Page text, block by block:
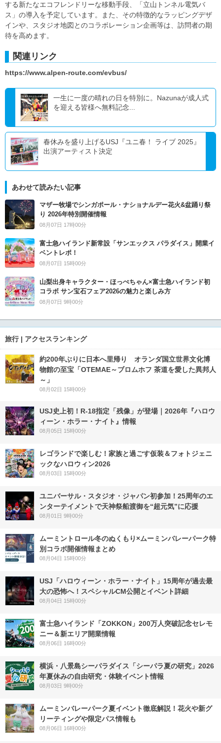
する新たなエコフレンドリーな移動手段、「立山トンネル電気バ
ス」の導入を予定しています。また、その特徴的なラッピングデザ
インや、スタジオ地図とのコラボレーション企画等は、訪問者の期
待を高めます。
関連リンク
https://www.alpen-route.com/evbus/
一生に一度の晴れの日を特別に。Nazunaが成人式
を迎える皆様へ無料記念...
春休みを盛り上げるUSJ『ユニ春！ ライブ 2025』
出演アーティスト決定
あわせて読みたい記事
マザー牧場でシンガポール・ナショナルデー花火&盆踊り祭
り 2026年特別開催情報
08月07日 17時00分
富士急ハイランド新常設「サンエックス パラダイス」開業イ
ベントレポ！
08月07日 15時00分
山梨出身キャラクター・ほっぺちゃん×富士急ハイランド初
コラボ サン宝石フェア2026の魅力と楽しみ方
08月07日 9時00分
旅行 | アクセスランキング
約200年ぶりに日本へ里帰り オランダ国立世界文化博
物館の至宝「OTEMAE～ブロムホフ 茶道を愛した異邦人
～」
08月02日 15時00分
USJ史上初！R-18指定「残像」が登場｜2026年『ハロウ
ィーン・ホラー・ナイト』情報
08月05日 15時00分
レゴランドで楽しむ！家族と過ごす仮装＆フォトジェニ
ックなハロウィン2026
08月03日 15時00分
ユニバーサル・スタジオ・ジャパン初参加！25周年のエ
ンターテイメントで天神祭船渡御を“超元気”に応援
08月01日 9時00分
ムーミントロール冬のぬくもり×ムーミンバレーパーク特
別コラボ開催情報まとめ
08月04日 15時00分
USJ「ハロウィーン・ホラー・ナイト」15周年が過去最
大の恐怖へ！スペシャルCM公開とイベント詳細
08月04日 15時00分
富士急ハイランド「ZOKKON」200万人突破記念セレモ
ニー＆新エリア開業情報
08月06日 16時00分
横浜・八景島シーパラダイス「シーパラ夏の研究」2026
年夏休みの自由研究・体験イベント情報
08月03日 9時00分
ムーミンバレーパーク夏イベント徹底解説！花火や新グ
リーティングや限定パス情報も
08月06日 16時00分